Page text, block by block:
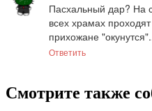
Пасхальный дар? На
всех храмах
прихожане
Ответить
Смотрите также